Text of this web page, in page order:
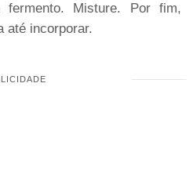
Misture. Por fim,
até incorporar.